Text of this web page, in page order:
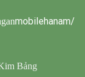
mobilehanam/
Bảng